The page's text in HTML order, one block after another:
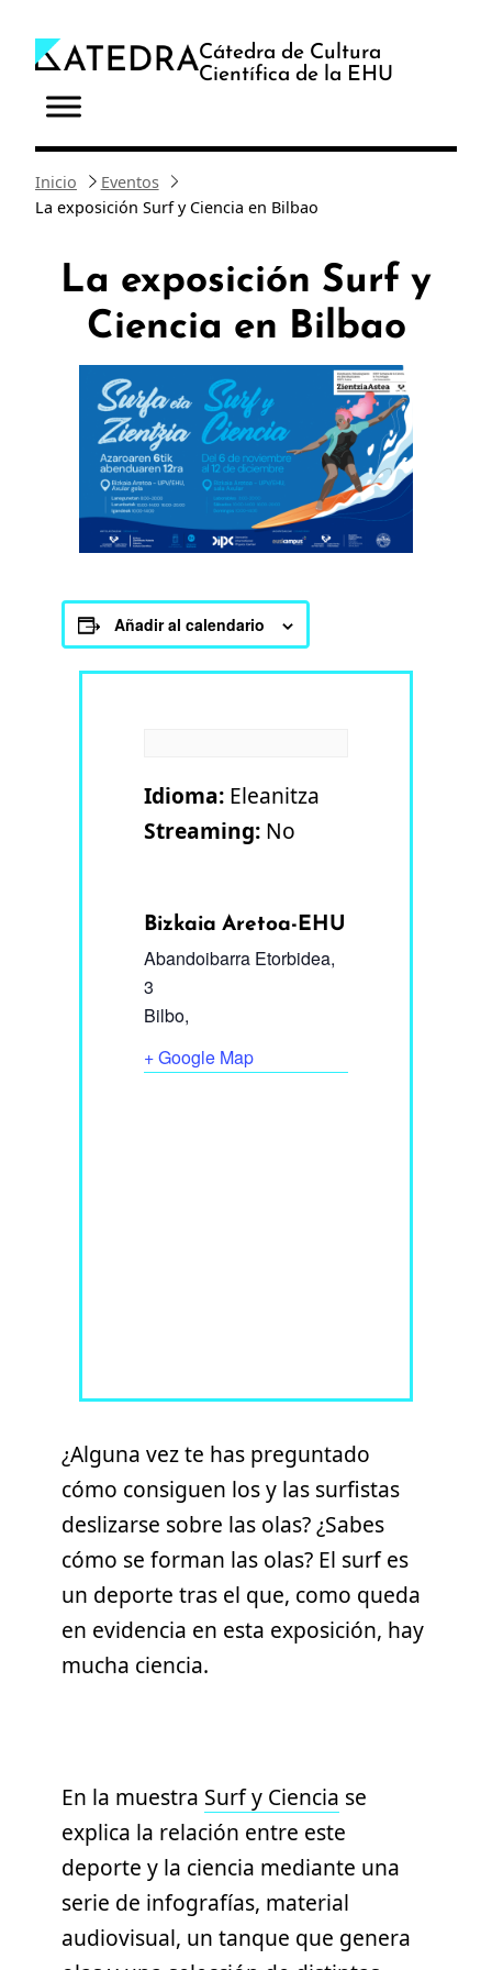
contenido
Cátedra de Cultura
Científica de la EHU
Inicio
Eventos
La exposición Surf y Ciencia en Bilbao
La exposición Surf y
Ciencia en Bilbao
Añadir al calendario
Idioma: Eleanitza
Streaming: No
Bizkaia Aretoa-EHU
Abandoibarra Etorbidea,
3
Bilbo,
+ Google Map
¿Alguna vez te has preguntado
cómo consiguen los y las surfistas
deslizarse sobre las olas? ¿Sabes
cómo se forman las olas? El surf es
un deporte tras el que, como queda
en evidencia en esta exposición, hay
mucha ciencia.
En la muestra Surf y Ciencia se
explica la relación entre este
deporte y la ciencia mediante una
serie de infografías, material
audiovisual, un tanque que genera